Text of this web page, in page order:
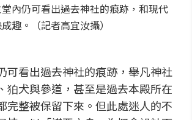
內仍可看出過去神社的痕跡，和現代
趣。（記者高宜汝攝）
可看出過去神社的痕跡，舉凡神社
狛犬與參道，甚至是過去本殿所在
完整被保留下來。但此處迷人的不